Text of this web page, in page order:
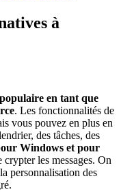
à
en tant que
. Les fonctionnalités de
vous pouvez en plus en
des tâches, des
Windows et pour
les messages. On
personnalisation des